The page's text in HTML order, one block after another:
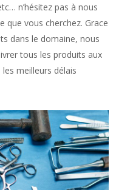
n’hésitez pas à nous
que vous cherchez. Grace
dans le domaine, nous
tous les produits aux
meilleurs délais